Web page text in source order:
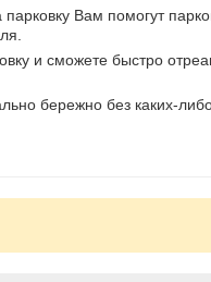
Вам помогут
и сможете быстро
бережно без каких-